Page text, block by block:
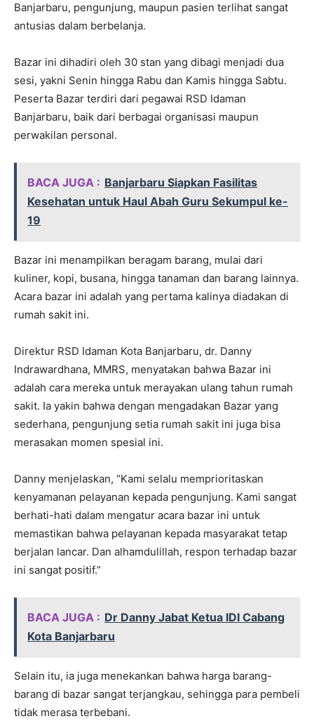
Banjarbaru, pengunjung, maupun pasien terlihat sangat
antusias dalam berbelanja.
Bazar ini dihadiri oleh 30 stan yang dibagi menjadi dua
sesi, yakni Senin hingga Rabu dan Kamis hingga Sabtu.
Peserta Bazar terdiri dari pegawai RSD Idaman
Banjarbaru, baik dari berbagai organisasi maupun
perwakilan personal.
BACA JUGA : Banjarbaru Siapkan Fasilitas
Kesehatan untuk Haul Abah Guru Sekumpul ke-
19
Bazar ini menampilkan beragam barang, mulai dari
kuliner, kopi, busana, hingga tanaman dan barang lainnya.
Acara bazar ini adalah yang pertama kalinya diadakan di
rumah sakit ini.
Direktur RSD Idaman Kota Banjarbaru, dr. Danny
Indrawardhana, MMRS, menyatakan bahwa Bazar ini
adalah cara mereka untuk merayakan ulang tahun rumah
sakit. Ia yakin bahwa dengan mengadakan Bazar yang
sederhana, pengunjung setia rumah sakit ini juga bisa
merasakan momen spesial ini.
Danny menjelaskan, “Kami selalu memprioritaskan
kenyamanan pelayanan kepada pengunjung. Kami sangat
berhati-hati dalam mengatur acara bazar ini untuk
memastikan bahwa pelayanan kepada masyarakat tetap
berjalan lancar. Dan alhamdulillah, respon terhadap bazar
ini sangat positif.”
BACA JUGA : Dr Danny Jabat Ketua IDI Cabang
Kota Banjarbaru
Selain itu, ia juga menekankan bahwa harga barang-
barang di bazar sangat terjangkau, sehingga para pembeli
tidak merasa terbebani.